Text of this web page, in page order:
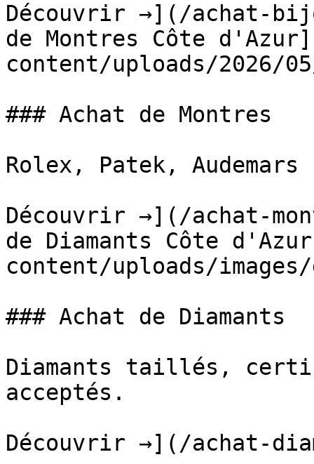
Découvrir →](/achat-
de Montres Côte
content/uploads/2026/
### Achat de Montres
Rolex, Patek,
Découvrir →](/achat-
de Diamants Côte
content/uploads/
### Achat de Diamants
Diamants taillés,
acceptés.
Découvrir →](/achat-